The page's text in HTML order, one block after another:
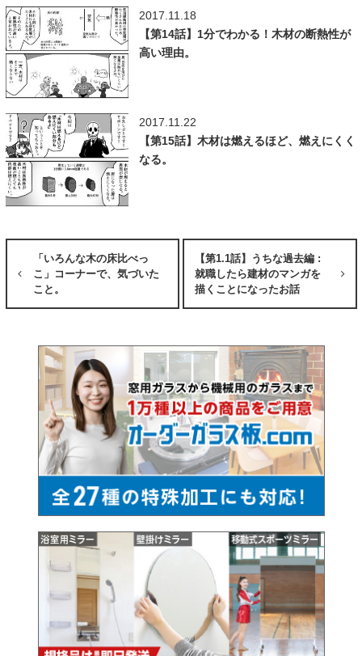
2017.11.18
【第14話】1分でわかる！木材の断熱性が
高い理由。
2017.11.22
【第15話】木材は燃えるほど、燃えにくく
なる。
「いろんな木の床比べっ
こ」コーナーで、気づいた
こと。
【第1.1話】うちな過去編 :
就職したら建材のマンガを
描くことになったお話